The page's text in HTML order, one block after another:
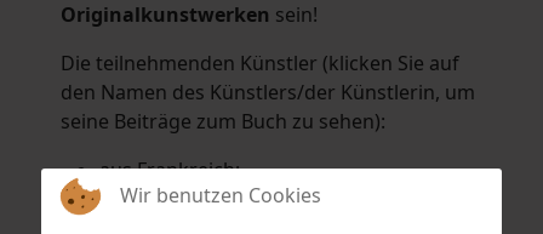
Originalkunstwerken sein!
Die teilnehmenden Künstler (klicken Sie auf
den Namen des Künstlers/der Künstlerin, um
seine Beiträge zum Buch zu sehen):
aus Frankreich:
Hélène Argo,Didier Bonnot
Wir benutzen Cookies